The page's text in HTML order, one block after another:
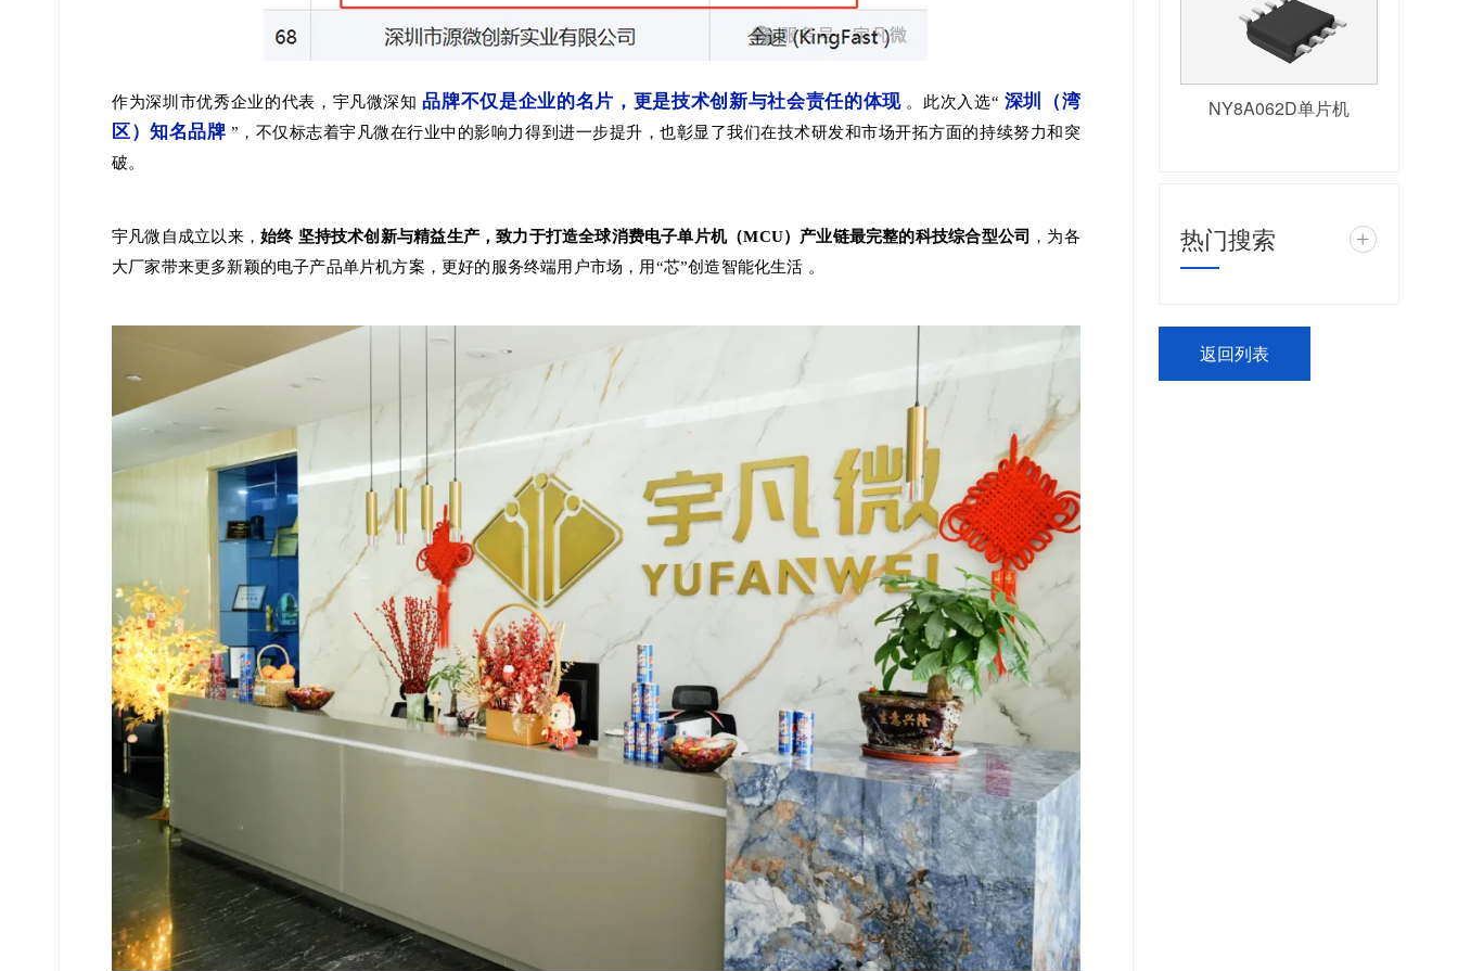
作为深圳市优秀企业的代表，宇凡微深知 品牌不仅是企业的名片，更是技术创新与社会责任的体现 。此次入选“ 深圳（湾
区）知名品牌 ”，不仅标志着宇凡微在行业中的影响力得到进一步提升，也彰显了我们在技术研发和市场开拓方面的持续努力和突
破。
宇凡微自成立以来， 始终 坚持技术创新与精益生产，致力于打造全球消费电子单片机（MCU）产业链最完整的科技综合型公司
，为各
大厂家带来更多新颖的电子产品单片机方案，更好的服务终端用户市场，用“芯”创造智能化生活 。
NY8A062D单片机
热门搜索 +
返回列表